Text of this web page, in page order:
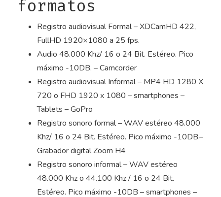
formatos
Registro audiovisual Formal – XDCamHD 422,
FullHD 1920×1080 a 25 fps.
Audio 48.000 Khz/ 16 o 24 Bit. Estéreo. Pico
máximo -10DB. – Camcorder
Registro audiovisual Informal – MP4 HD 1280 X
720 o FHD 1920 x 1080 – smartphones –
Tablets – GoPro
Registro sonoro formal – WAV estéreo 48.000
Khz/ 16 o 24 Bit. Estéreo. Pico máximo -10DB.–
Grabador digital Zoom H4
Registro sonoro informal – WAV estéreo
48.000 Khz o 44.100 Khz / 16 o 24 Bit.
Estéreo. Pico máximo -10DB – smartphones –